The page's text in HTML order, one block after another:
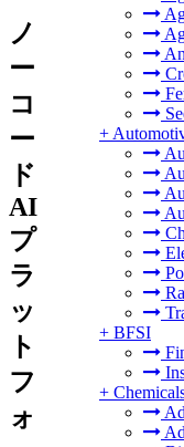
+
+ BFSI
+
ノ
ー
コ
ー
ド
AI
プ
ラ
ッ
ト
フ
ォ